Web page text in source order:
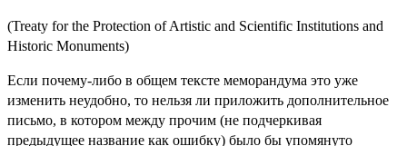
(Treaty for the Protection of Artistic and Scientific Institutions and
Historic Monuments)
Если почему-либо в общем тексте меморандума это уже
изменить неудобно, то нельзя ли приложить дополнительное
письмо, в котором между прочим (не подчеркивая
предыдущее название как ошибку) было бы упомянуто